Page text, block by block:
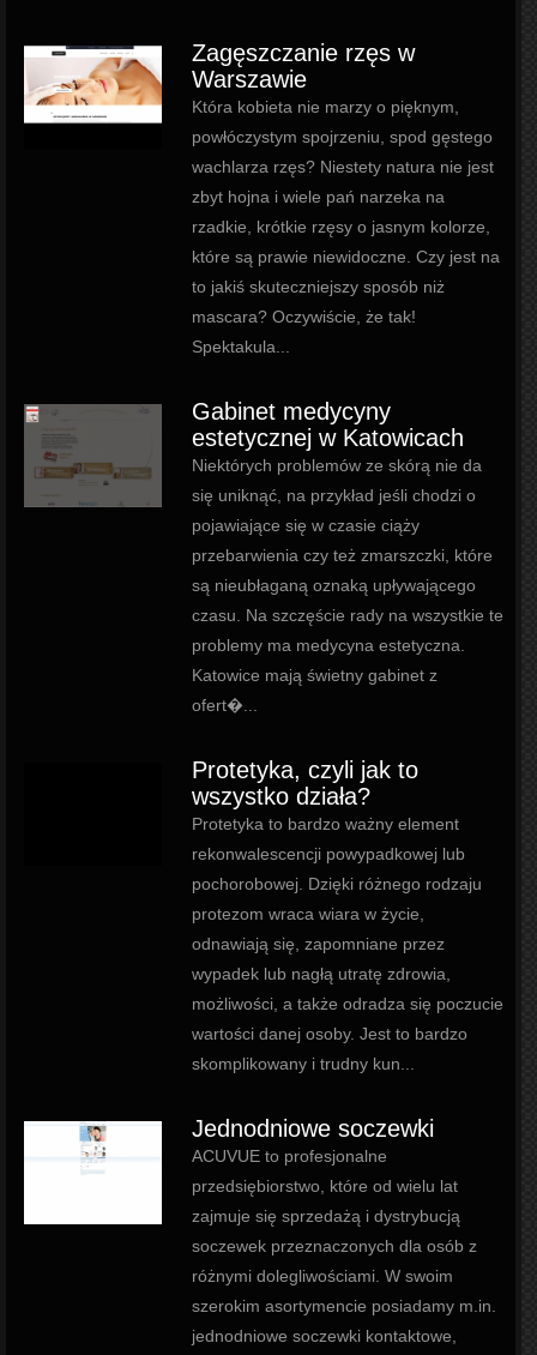
Zagęszczanie rzęs w
Warszawie
Która kobieta nie marzy o pięknym,
powłóczystym spojrzeniu, spod gęstego
wachlarza rzęs? Niestety natura nie jest
zbyt hojna i wiele pań narzeka na
rzadkie, krótkie rzęsy o jasnym kolorze,
które są prawie niewidoczne. Czy jest na
to jakiś skuteczniejszy sposób niż
mascara? Oczywiście, że tak!
Spektakula...
Gabinet medycyny
estetycznej w Katowicach
Niektórych problemów ze skórą nie da
się uniknąć, na przykład jeśli chodzi o
pojawiające się w czasie ciąży
przebarwienia czy też zmarszczki, które
są nieubłaganą oznaką upływającego
czasu. Na szczęście rady na wszystkie te
problemy ma medycyna estetyczna.
Katowice mają świetny gabinet z
ofert�...
Protetyka, czyli jak to
wszystko działa?
Protetyka to bardzo ważny element
rekonwalescencji powypadkowej lub
pochorobowej. Dzięki różnego rodzaju
protezom wraca wiara w życie,
odnawiają się, zapomniane przez
wypadek lub nagłą utratę zdrowia,
możliwości, a także odradza się poczucie
wartości danej osoby. Jest to bardzo
skomplikowany i trudny kun...
Jednodniowe soczewki
ACUVUE to profesjonalne
przedsiębiorstwo, które od wielu lat
zajmuje się sprzedażą i dystrybucją
soczewek przeznaczonych dla osób z
różnymi dolegliwościami. W swoim
szerokim asortymencie posiadamy m.in.
jednodniowe soczewki kontaktowe,